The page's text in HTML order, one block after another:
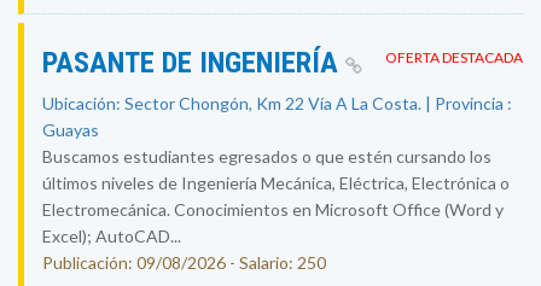
OFERTA DESTACADA
PASANTE DE INGENIERÍA
Ubicación: Sector Chongón, Km 22 Vía A La Costa. | Provincia :
Guayas
Buscamos estudiantes egresados o que estén cursando los
últimos niveles de Ingeniería Mecánica, Eléctrica, Electrónica o
Electromecánica. Conocimientos en Microsoft Office (Word y
Excel); AutoCAD...
Publicación: 09/08/2026 - Salario: 250